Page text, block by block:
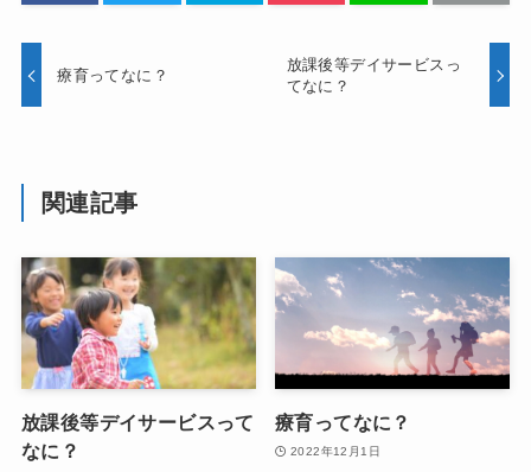
療育ってなに？
放課後等デイサービスっ
てなに？
関連記事
放課後等デイサービスって
なに？
療育ってなに？
2022年12月1日